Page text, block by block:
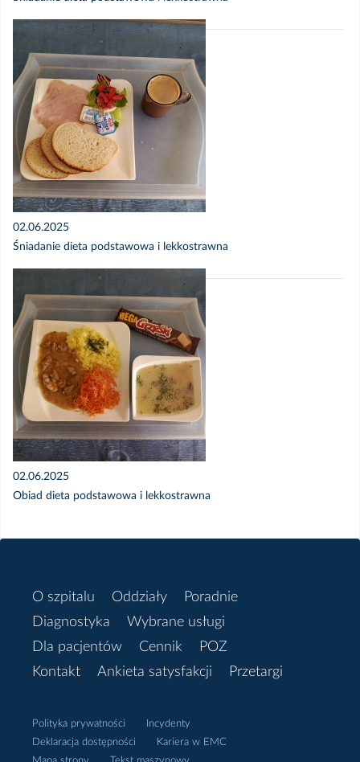
02.06.2025
Śniadanie dieta podstawowa i lekkostrawna
02.06.2025
Obiad dieta podstawowa i lekkostrawna
O szpitalu Oddziały
Poradnie
Diagnostyka
Wybrane usługi
Dla pacjentów
Cennik
POZ
Kontakt
Ankieta satysfakcji Przetargi
Polityka prywatności
Incydenty
Deklaracja dostępności
Kariera w EMC